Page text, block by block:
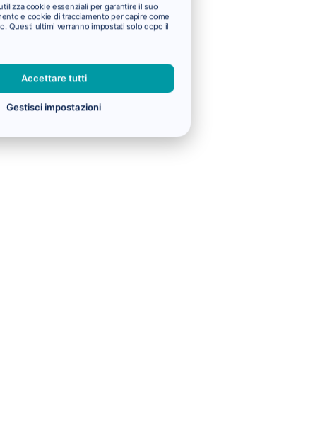
cookie essenziali per garantire il suo
e cookie di tracciamento per capire come
Questi ultimi verranno impostati solo dopo il
Accettare tutti
Gestisci impostazioni